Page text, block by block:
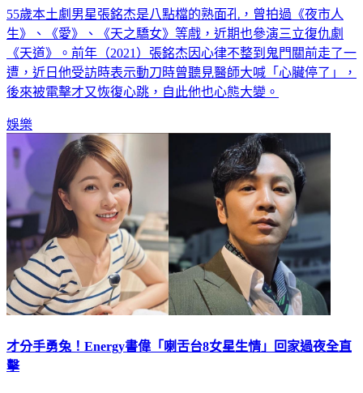
55歲本土劇男星張銘杰是八點檔的熟面孔，曾拍過《夜市人
生》、《愛》、《天之驕女》等戲，近期也參演三立復仇劇
《天道》。前年（2021）張銘杰因心律不整到鬼門關前走了一
遭，近日他受訪時表示動刀時曾聽見醫師大喊「心臟停了」，
後來被電擊才又恢復心跳，自此他也心態大變。
娛樂
才分手勇兔！Energy書偉「喇舌台8女星生情」回家過夜全直
擊